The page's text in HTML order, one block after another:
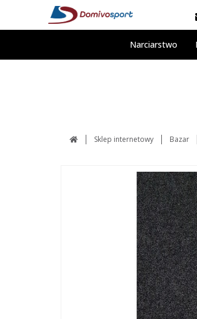
Narciarstwo
Sklep internetowy Bazar